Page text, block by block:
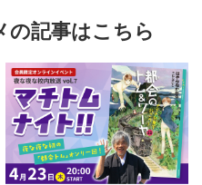
記事はこちら